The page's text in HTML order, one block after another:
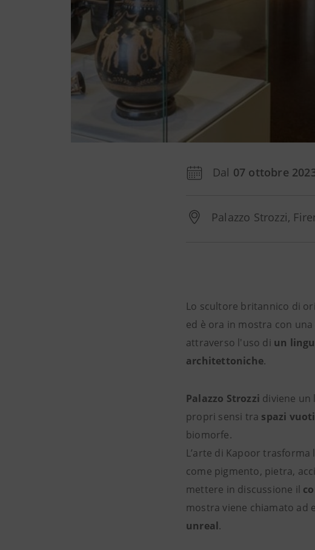
Dal 07 ottobre
Palazzo Strozzi,
Lo scultore britannico di
ed è ora in mostra con
attraverso l'uso di un
architettoniche.
Palazzo Strozzi diviene un
propri sensi tra spazi
biomorfe.
L’arte di Kapoor
come pigmento, pietra,
mettere in discussione il
mostra viene chiamato ad
unreal.